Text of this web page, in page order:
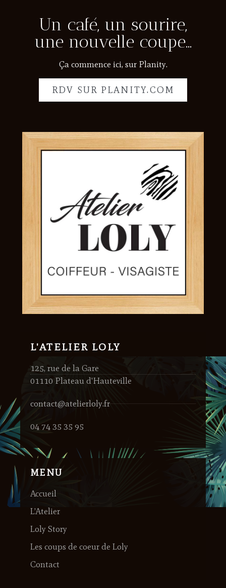
Un café, un sourire,
une nouvelle coupe…
Ça commence ici, sur Planity.
RDV SUR PLANITY.COM
L'ATELIER LOLY
125, rue de la Gare
01110 Plateau d'Hauteville
contact@atelierloly.fr
04 74 35 35 95
MENU
Accueil
L’Atelier
Loly Story
Les coups de coeur de Loly
Contact